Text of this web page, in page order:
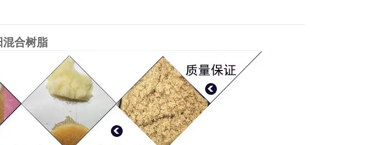
合树脂